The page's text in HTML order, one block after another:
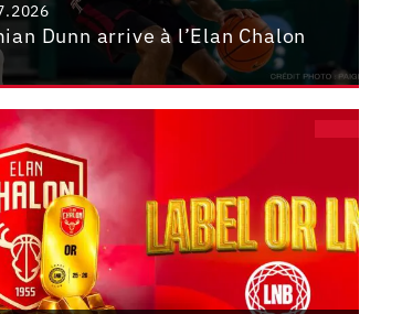
Dunn arrive à l’Elan Chalon